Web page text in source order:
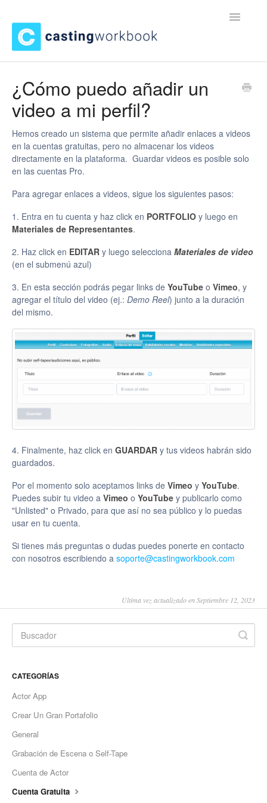
Toggle
¿Cómo puedo añadir un
video a mi perfil?
Hemos creado un sistema que permite añadir enlaces a videos
en la cuentas gratuitas, pero no almacenar los videos
directamente en la plataforma. Guardar videos es posible solo
en las cuentas Pro.
Para agregar enlaces a videos, sigue los siguientes pasos:
1. Entra en tu cuenta y haz click en PORTFOLIO y luego en
Materiales de Representantes.
2. Haz click en EDITAR y luego selecciona Materiales de video
(en el submenú azul)
3. En esta sección podrás pegar links de YouTube o Vimeo, y
agregar el título del video (ej.: Demo Reel) junto a la duración
del mismo.
4. Finalmente, haz click en GUARDAR y tus videos habrán sido
guardados.
Por el momento solo aceptamos links de Vimeo y YouTube.
Puedes subir tu video a Vimeo o YouTube y publicarlo como
"Unlisted" o Privado, para que así no sea público y lo puedas
usar en tu cuenta.
Si tienes más preguntas o dudas puedes ponerte en contacto
con nosotros escribiendo a soporte@castingworkbook.com
Última vez actualizado en Septiembre 12, 2023
CATEGORÍAS
Actor App
Crear Un Gran Portafolio
General
Grabación de Escena o Self-Tape
Cuenta de Actor
Cuenta Gratuita